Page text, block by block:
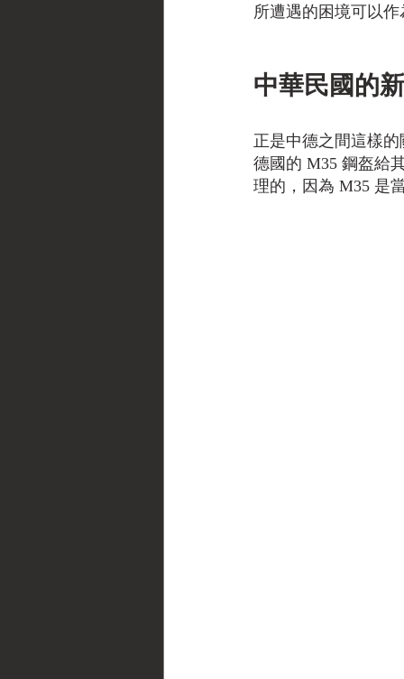
所遭遇的困境可以
中華民國的
正是中德之間這樣
德國的 M35 鋼盔給
理的，因為 M35 是